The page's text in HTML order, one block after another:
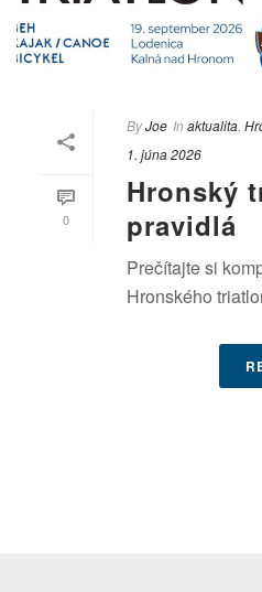
0
ByJoe In aktualita
1. júna 2026
Hronský
pravidlá
Prečítajte si
Hronského